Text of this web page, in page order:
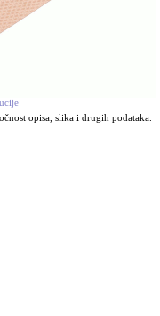
opisa, slika i drugih podataka.